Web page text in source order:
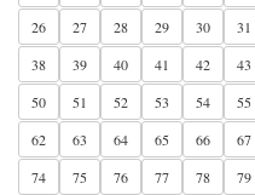
26
27 28 29 30 31
38
39 40 41 42 43
50
51 52 53 54 55
62
63 64 65 66 67
74
75 76 77 78 79